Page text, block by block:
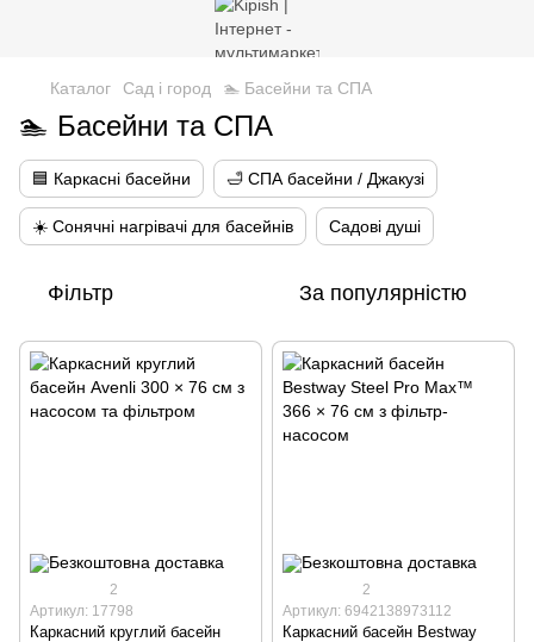
Каталог Сад і город 🏊 Басейни та СПА
🏊 Басейни та СПА
🟦 Каркасні басейни 🛁 СПА басейни / Джакузі
☀️ Сонячні нагрівачі для басейнів Садові душі
Фільтр За популярністю
2
Артикул: 17798
Каркасний круглий басейн
2
Артикул: 6942138973112
Каркасний басейн Bestway